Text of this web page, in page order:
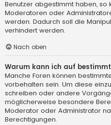
Benutzer abgestimmt haben, so
Moderatoren oder
werden. Dadurch soll die
verhindert werden.
Nach oben
Warum kann ich auf
Manche Foren können
vorbehalten sein. Um diese
schreiben oder andere
möglicherweise besondere
Moderator oder Administrator
Berechtigungen.